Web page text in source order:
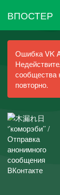
ВПОСТЕР
Ошибка VK
сообщества
повторно.